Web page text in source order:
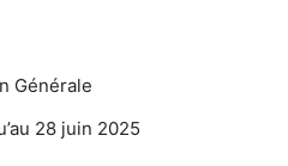
Générale
28 juin 2025